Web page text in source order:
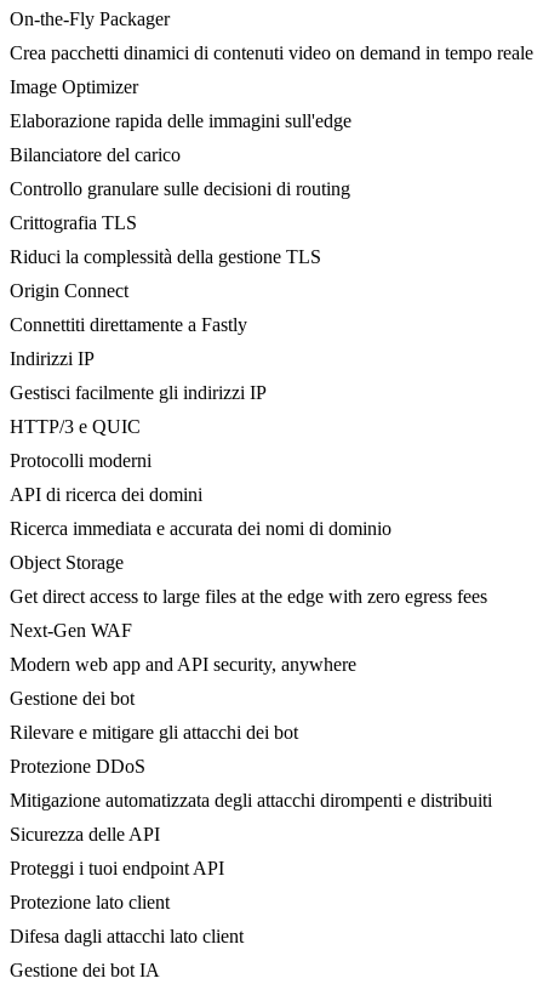
On-the-Fly Packager
Crea pacchetti dinamici di contenuti video on demand in tempo reale
Image Optimizer
Elaborazione rapida delle immagini sull'edge
Bilanciatore del carico
Controllo granulare sulle decisioni di routing
Crittografia TLS
Riduci la complessità della gestione TLS
Origin Connect
Connettiti direttamente a Fastly
Indirizzi IP
Gestisci facilmente gli indirizzi IP
HTTP/3 e QUIC
Protocolli moderni
API di ricerca dei domini
Ricerca immediata e accurata dei nomi di dominio
Object Storage
Get direct access to large files at the edge with zero egress fees
Next-Gen WAF
Modern web app and API security, anywhere
Gestione dei bot
Rilevare e mitigare gli attacchi dei bot
Protezione DDoS
Mitigazione automatizzata degli attacchi dirompenti e distribuiti
Sicurezza delle API
Proteggi i tuoi endpoint API
Protezione lato client
Difesa dagli attacchi lato client
Gestione dei bot IA